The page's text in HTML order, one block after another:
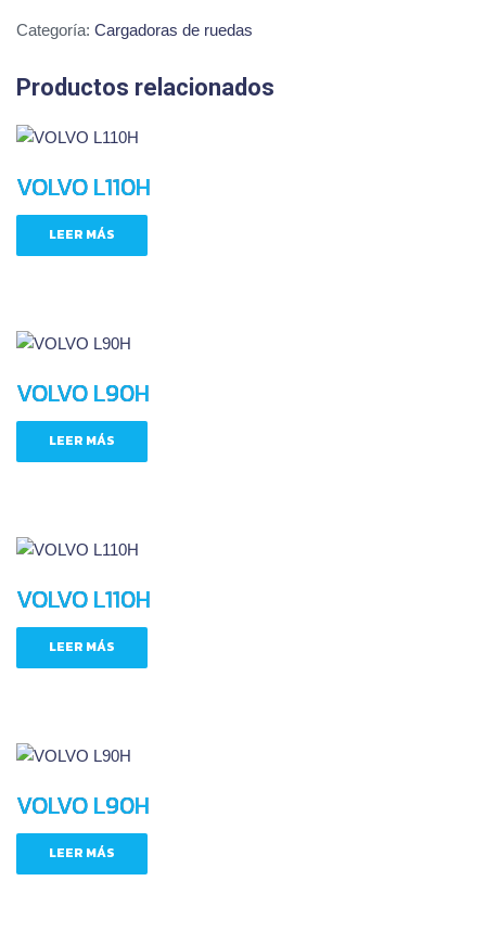
Categoría: Cargadoras de ruedas
Productos relacionados
VOLVO L110H
LEER MÁS
VOLVO L90H
LEER MÁS
VOLVO L110H
LEER MÁS
VOLVO L90H
LEER MÁS